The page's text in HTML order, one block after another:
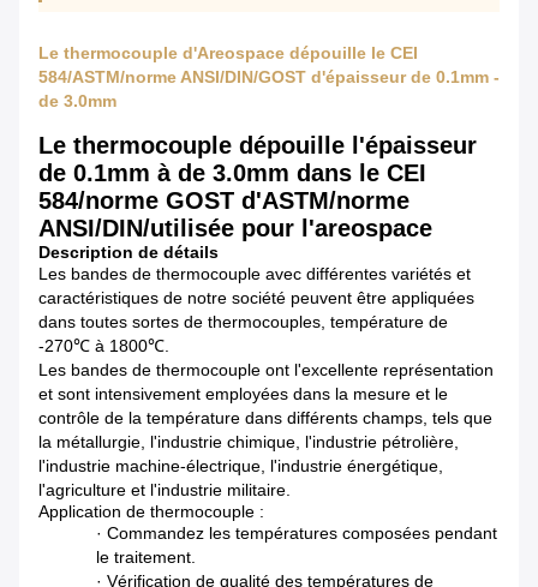
Le thermocouple d'Areospace dépouille le CEI
584/ASTM/norme ANSI/DIN/GOST d'épaisseur de 0.1mm -
de 3.0mm
Le thermocouple dépouille l'épaisseur
de 0.1mm à de 3.0mm dans le CEI
584/norme GOST d'ASTM/norme
ANSI/DIN/utilisée pour l'areospace
Description de détails
Les bandes de thermocouple avec différentes variétés et
caractéristiques de notre société peuvent être appliquées
dans toutes sortes de thermocouples, température de
-270℃ à 1800℃.
Les bandes de thermocouple ont l'excellente représentation
et sont intensivement employées dans la mesure et le
contrôle de la température dans différents champs, tels que
la métallurgie, l'industrie chimique, l'industrie pétrolière,
l'industrie machine-électrique, l'industrie énergétique,
l'agriculture et l'industrie militaire.
Application de thermocouple :
· Commandez les températures composées pendant
le traitement.
· Vérification de qualité des températures de